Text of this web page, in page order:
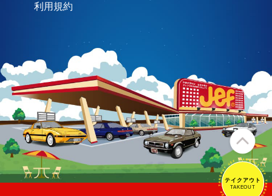
テイクアウト
TAKEOUT
テイクアウト
TAKEOUT
利用規約